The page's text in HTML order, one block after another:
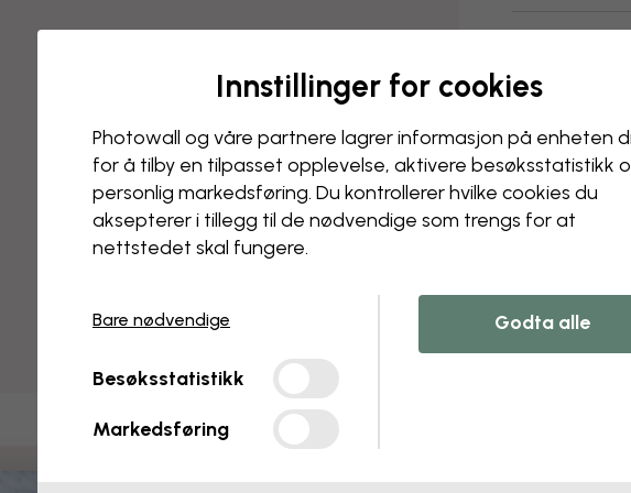
Innstillinger for cookies
Photowall og våre partnere lagrer informasjon på enheten
for å tilby en tilpasset opplevelse, aktivere besøks­statistikk
personlig markedsføring. Du kontrollerer hvilke cookies du
aksepterer i tillegg til de nødvendige som trengs for at
nettstedet skal fungere.
Bare nødvendige
Besøksstatistikk
Markedsføring
Godta alle